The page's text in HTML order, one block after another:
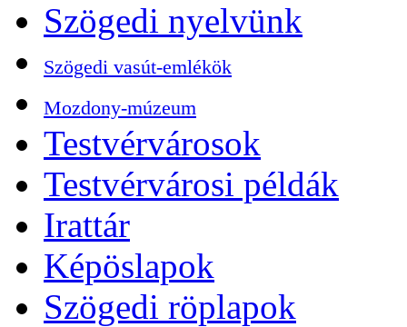
Szögedi nyelvünk
Szögedi vasút-emlékök
Mozdony-múzeum
Testvérvárosok
Testvérvárosi példák
Irattár
Képöslapok
Szögedi röplapok